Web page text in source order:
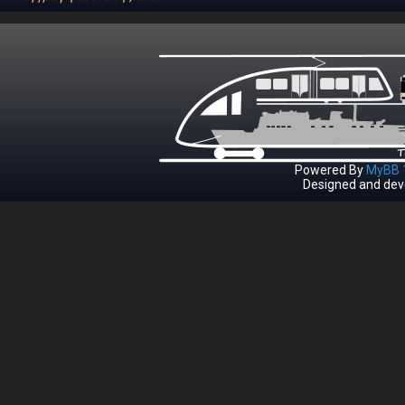
Powered By MyBB
Designed and